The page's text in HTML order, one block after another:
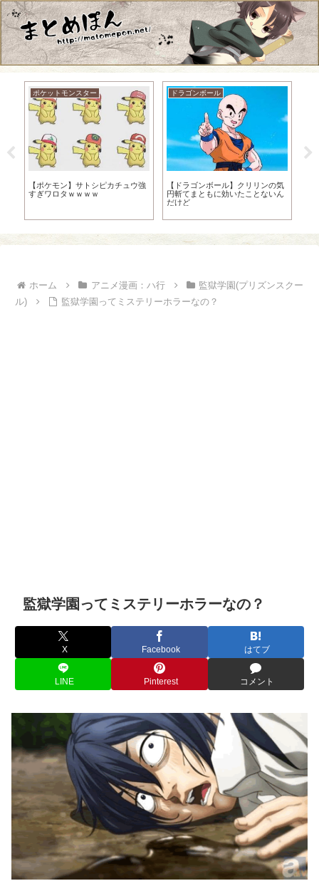
ポケットモンスター
【ポケモン】サトシピカチュウ強
すぎワロタｗｗｗｗ
ドラゴンボール
【ドラゴンボール】クリリンの気
円斬てまともに効いたことないん
だけど
ホーム アニメ漫画：ハ行
監獄学園(プリズンスクー
ル)
監獄学園ってミステリーホラーなの？
監獄学園ってミステリーホラーなの？
X Facebook はてブ
LINE Pinterest コメント